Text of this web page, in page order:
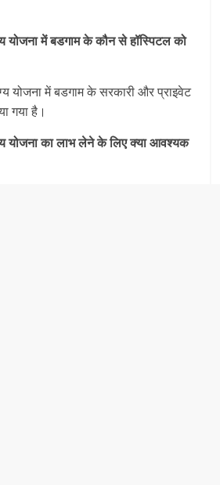
योजना में बडगाम के कौन से हॉस्पिटल को
योजना में बडगाम के सरकारी और प्राइवेट
गया है।
योजना का लाभ लेने के लिए क्‍या आवश्‍यक